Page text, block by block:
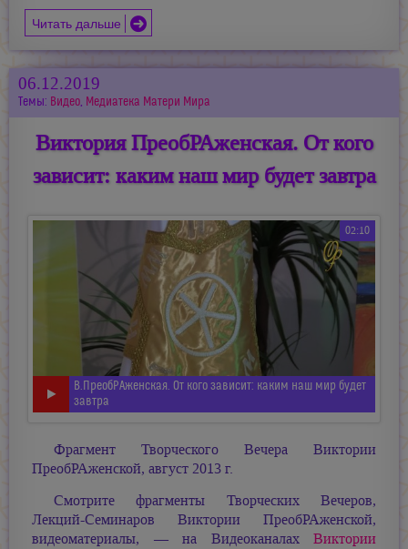
Читать дальше
06.12.2019
Темы: Видео, Медиатека Матери Мира
Виктория ПреобРАженская. От кого
зависит: каким наш мир будет завтра
02:10
В.ПреобРАженская. От кого зависит: каким наш мир будет
завтра
Фрагмент Творческого Вечера Виктории
ПреобРАженской, август 2013 г.
Смотрите фрагменты Творческих Вечеров,
Лекций-Семинаров Виктории ПреобРАженской,
видеоматериалы, — на Видеоканалах Виктории